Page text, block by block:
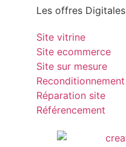
Les offres Digitales
Site vitrine
Site ecommerce
Site sur mesure
Reconditionnement
Réparation site
Référencement